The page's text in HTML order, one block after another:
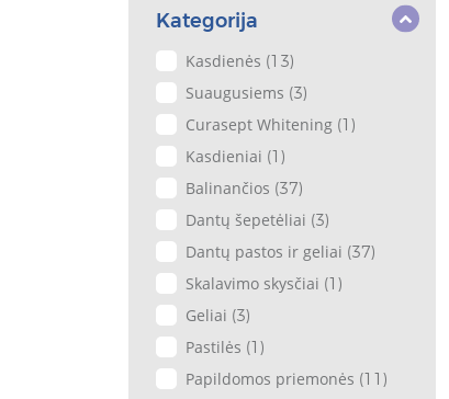
Kategorija
Kasdienės (13)
Suaugusiems (3)
Curasept Whitening (1)
Kasdieniai (1)
Balinančios (37)
Dantų šepetėliai (3)
Dantų pastos ir geliai (37)
Skalavimo skysčiai (1)
Geliai (3)
Pastilės (1)
Papildomos priemonės (11)